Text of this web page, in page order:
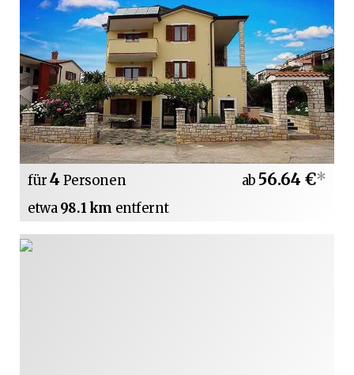
für4 Personen
etwa98.1 km entfernt
ab 56.64 €*